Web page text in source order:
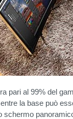
pari al 99% del
la base può
schermo